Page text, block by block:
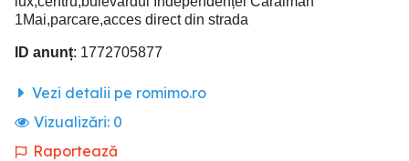
1Mai,parcare,acces direct din strada
ID anunț: 1772705877
Vezi detalii pe romimo.ro
Vizualizări: 0
Raportează